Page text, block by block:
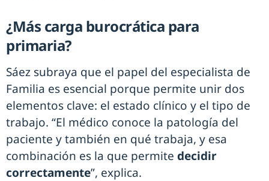
¿Más carga burocrática para
primaria?
Sáez subraya que el papel del especialista de
Familia es esencial porque permite unir dos
elementos clave: el estado clínico y el tipo de
trabajo. “El médico conoce la patología del
paciente y también en qué trabaja, y esa
combinación es la que permite decidir
correctamente”, explica.